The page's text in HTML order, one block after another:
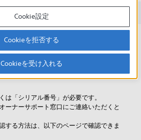
対象製品カテゴリー・製品
プレミアムプラン・ケアサポートの契約
更することができるのは、契約者が死別
ます。
必要な書類をご準備ください。
は「シリアル番号」が必要です。
ーナーサポート窓口にご連絡いただくと
する方法は、以下のページで確認できま
Cookie設定
Cookieを拒否する
Cookieを受け入れる